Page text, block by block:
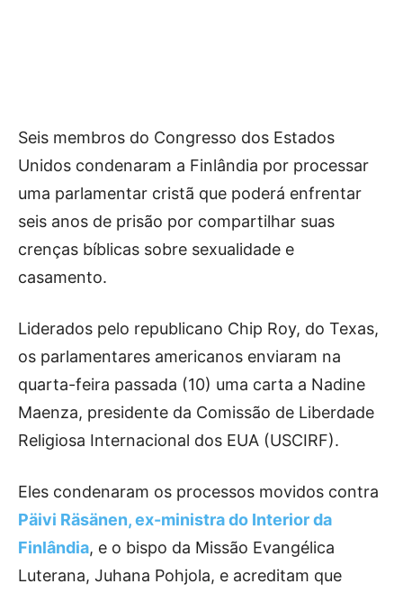
Seis membros do Congresso dos Estados
Unidos condenaram a Finlândia por processar
uma parlamentar cristã que poderá enfrentar
seis anos de prisão por compartilhar suas
crenças bíblicas sobre sexualidade e
casamento.
Liderados pelo republicano Chip Roy, do Texas,
os parlamentares americanos enviaram na
quarta-feira passada (10) uma carta a Nadine
Maenza, presidente da Comissão de Liberdade
Religiosa Internacional dos EUA (USCIRF).
Eles condenaram os processos movidos contra
Päivi Räsänen, ex-ministra do Interior da
Finlândia, e o bispo da Missão Evangélica
Luterana, Juhana Pohjola, e acreditam que